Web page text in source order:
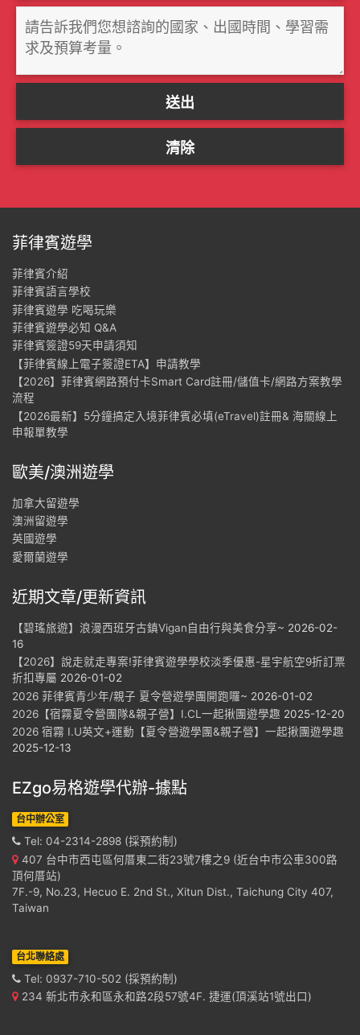
菲律賓遊學
菲律賓介紹
菲律賓語言學校
菲律賓遊學 吃喝玩樂
菲律賓遊學必知 Q&A
菲律賓簽證59天申請須知
【菲律賓線上電子簽證ETA】申請教學
【2026】菲律賓網路預付卡Smart Card註冊/儲值卡/網路方案教學
流程
【2026最新】5分鐘搞定入境菲律賓必填(eTravel)註冊& 海關線上
申報單教學
歐美/澳洲遊學
加拿大留遊學
澳洲留遊學
英國遊學
愛爾蘭遊學
近期文章/更新資訊
【碧瑤旅遊】浪漫西班牙古鎮Vigan自由行與美食分享~ 2026-02-
16
【2026】說走就走專案!菲律賓遊學學校淡季優惠-星宇航空9折訂票
折扣專屬 2026-01-02
2026 菲律賓青少年/親子 夏令營遊學團開跑囉~ 2026-01-02
2026【宿霧夏令營團隊&親子營】I.CL一起揪團遊學趣 2025-12-20
2026 宿霧 I.U英文+運動【夏令營遊學團&親子營】一起揪團遊學趣
2025-12-13
EZgo易格遊學代辦-據點
台中辦公室
Tel: 04-2314-2898 (採預約制)
407 台中市西屯區何厝東二街23號7樓之9 (近台中市公車300路
頂何厝站)
7F.-9, No.23, Hecuo E. 2nd St., Xitun Dist., Taichung City 407,
Taiwan
台北聯絡處
Tel: 0937-710-502 (採預約制)
234 新北市永和區永和路2段57號4F. 捷運(頂溪站1號出口)